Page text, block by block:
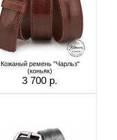
Кожаный ремень "Чарльз"
(коньяк)
3 700 р.